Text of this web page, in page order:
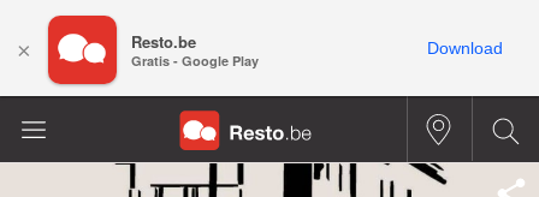
× Resto.be
Gratis - Google Play
Download